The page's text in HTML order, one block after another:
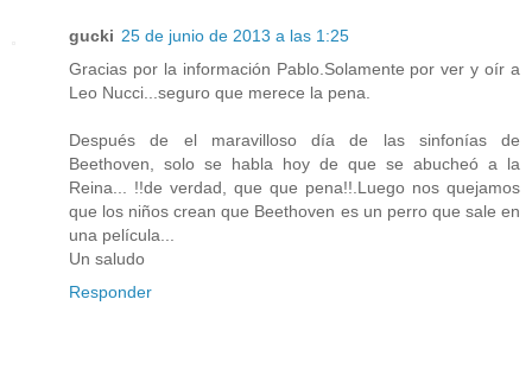
gucki 25 de junio de 2013 a las 1:25
Gracias por la información Pablo.Solamente por ver y oír a
Leo Nucci...seguro que merece la pena.
Después de el maravilloso día de las sinfonías de
Beethoven, solo se habla hoy de que se abucheó a la
Reina... !!de verdad, que que pena!!.Luego nos quejamos
que los niños crean que Beethoven es un perro que sale en
una película...
Un saludo
Responder